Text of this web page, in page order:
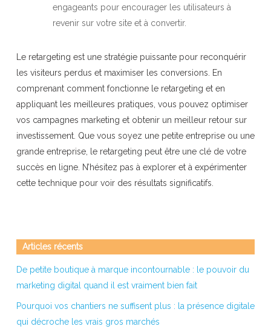
engageants pour encourager les utilisateurs à
revenir sur votre site et à convertir.
Le retargeting est une stratégie puissante pour reconquérir
les visiteurs perdus et maximiser les conversions. En
comprenant comment fonctionne le retargeting et en
appliquant les meilleures pratiques, vous pouvez optimiser
vos campagnes marketing et obtenir un meilleur retour sur
investissement. Que vous soyez une petite entreprise ou une
grande entreprise, le retargeting peut être une clé de votre
succès en ligne. N’hésitez pas à explorer et à expérimenter
cette technique pour voir des résultats significatifs.
Articles récents
De petite boutique à marque incontournable : le pouvoir du
marketing digital quand il est vraiment bien fait
Pourquoi vos chantiers ne suffisent plus : la présence digitale
qui décroche les vrais gros marchés